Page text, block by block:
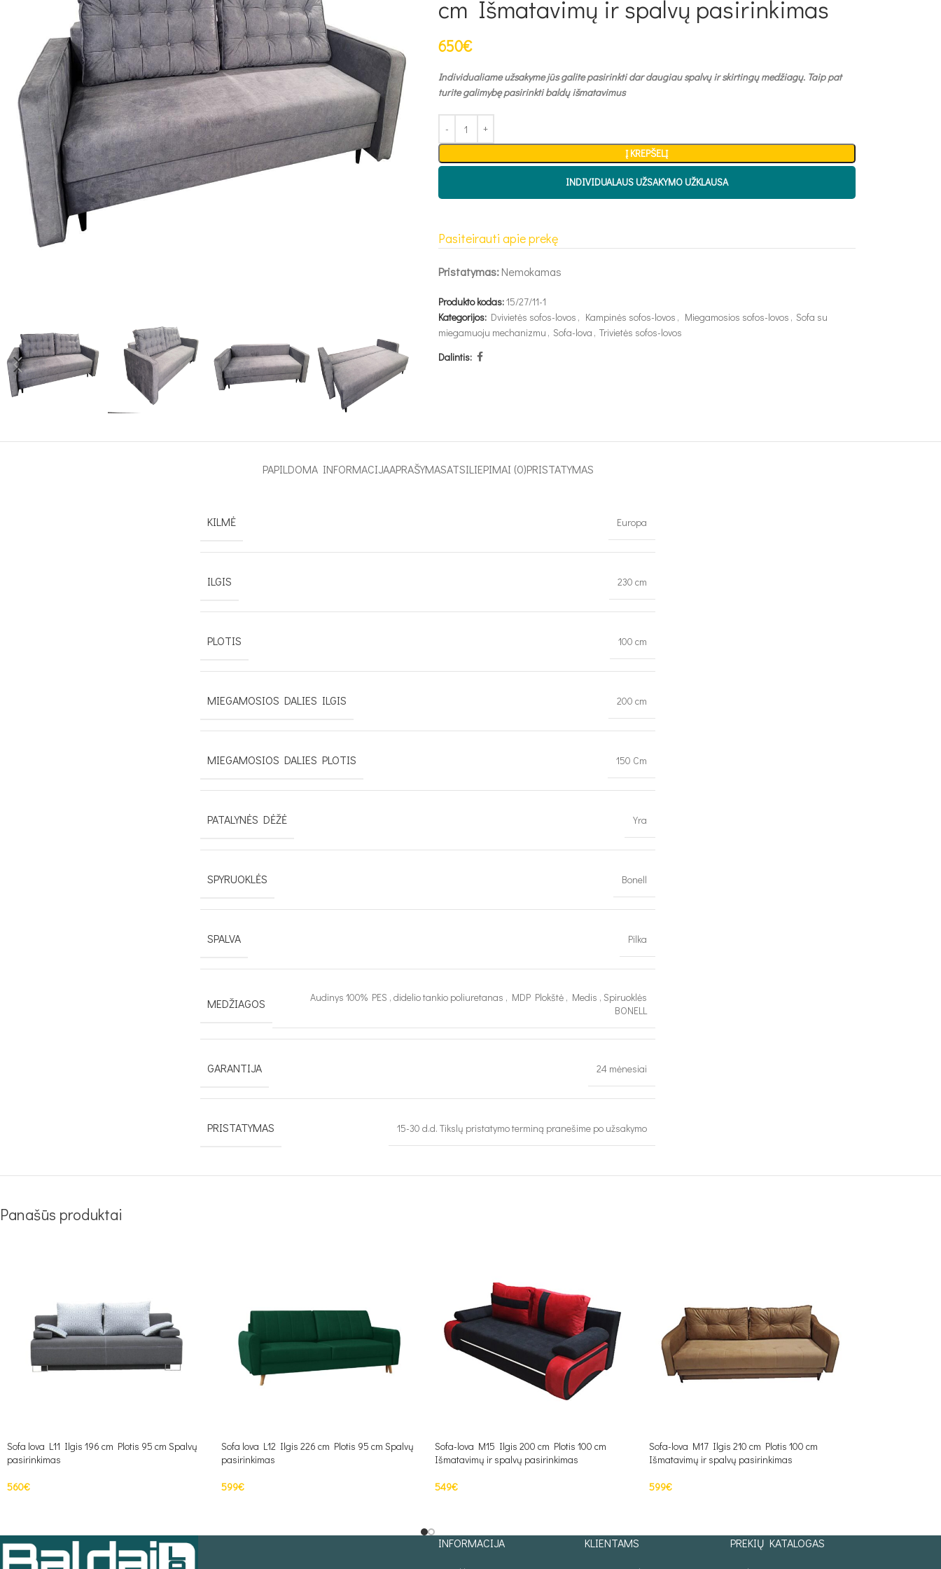
cm Išmatavimų ir spalvų pasirinkimas
650€
Individualiame užsakyme jūs galite pasirinkti dar daugiau spalvų ir skirtingų medžiagų. Taip pat
turite galimybę pasirinkti baldų išmatavimus
Į KREPŠELĮ
INDIVIDUALAUS UŽSAKYMO UŽKLAUSA
Pasiteirauti apie prekę
Pristatymas:Nemokamas
Produkto kodas:15/27/11-1
Kategorijos: Dvivietės sofos-lovos , Kampinės sofos-lovos , Miegamosios sofos-lovos , Sofa su
miegamuoju mechanizmu , Sofa-lova , Trivietės sofos-lovos
Dalintis:
PAPILDOMA INFORMACIJAAPRAŠYMASATSILIEPIMAI (0)PRISTATYMAS
KILMĖ Europa
ILGIS 230 cm
PLOTIS 100 cm
MIEGAMOSIOS DALIES ILGIS 200 cm
MIEGAMOSIOS DALIES PLOTIS 150 Cm
PATALYNĖS DĖŽĖ Yra
SPYRUOKLĖS Bonell
SPALVA Pilka
MEDŽIAGOS Audinys 100% PES , didelio tankio poliuretanas , MDP Plokštė , Medis , Spiruoklės
BONELL
GARANTIJA 24 mėnesiai
PRISTATYMAS 15-30 d.d. Tikslų pristatymo terminą pranešime po užsakymo
Panašūs produktai
Sofa lova L11 Ilgis 196 cm Plotis 95 cm Spalvų
pasirinkimas
560€
Sofa lova L12 Ilgis 226 cm Plotis 95 cm Spalvų
pasirinkimas
599€
Sofa-lova M15 Ilgis 200 cm Plotis 100 cm
Išmatavimų ir spalvų pasirinkimas
549€
Sofa-lova M17 Ilgis 210 cm Plotis 100 cm
Išmatavimų ir spalvų pasirinkimas
599€
INFORMACIJA KLIENTAMS PREKIŲ KATALOGAS